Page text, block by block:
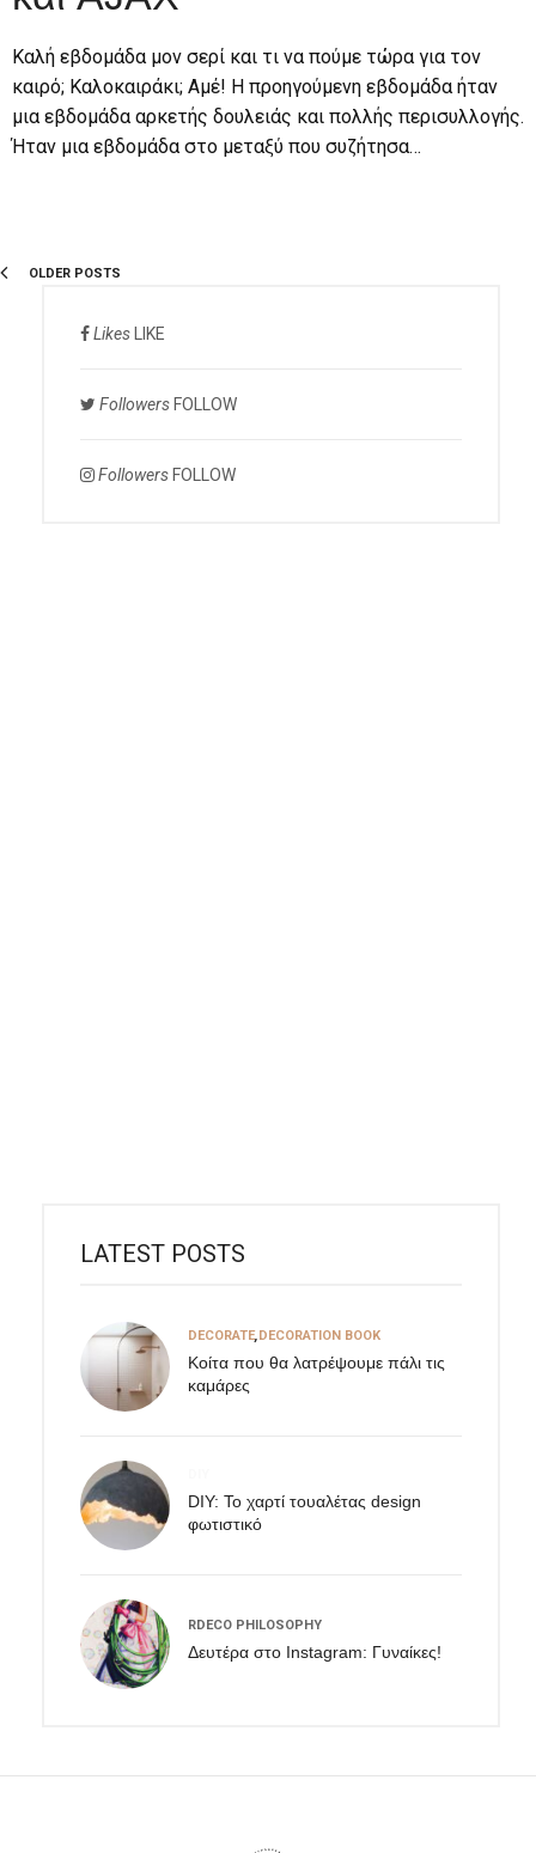
Καλή εβδομάδα μον σερί και τι να πούμε τώρα για τον
καιρό; Καλοκαιράκι; Αμέ! Η προηγούμενη εβδομάδα ήταν
μια εβδομάδα αρκετής δουλειάς και πολλής περισυλλογής.
Ήταν μια εβδομάδα στο μεταξύ που συζήτησα…
OLDER POSTS
Likes LIKE
Followers FOLLOW
Followers FOLLOW
LATEST POSTS
DECORATE, DECORATION BOOK
Κοίτα που θα λατρέψουμε πάλι τις
καμάρες
DIY: Το χαρτί τουαλέτας design
φωτιστικό
RDECO PHILOSOPHY
Δευτέρα στο Instagram: Γυναίκες!